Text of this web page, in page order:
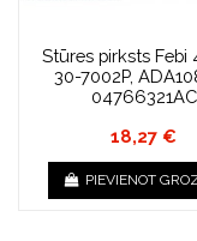
Stūres pirksts Febi
30-7002P,
04766321AC
18,27 €
PIEVIENOT